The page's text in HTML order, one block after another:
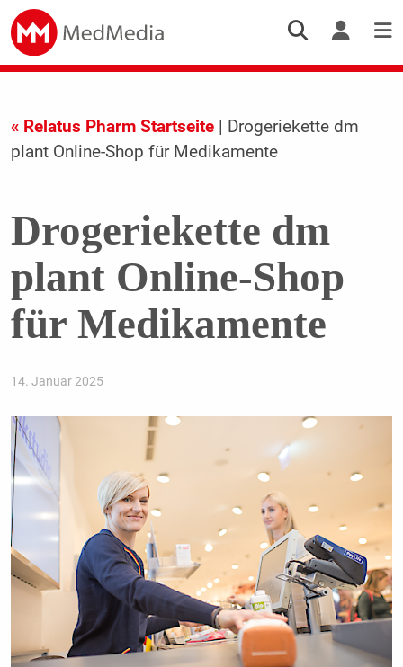
« Relatus Pharm Startseite| Drogeriekette dm
plant Online-Shop für Medikamente
Drogeriekette dm
plant Online-Shop
für Medikamente
14. Januar 2025